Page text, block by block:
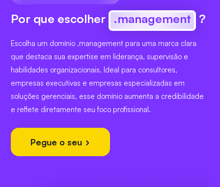
Por que escolher .management ?
Escolha um domínio .management para uma marca clara
que destaca sua expertise em liderança, supervisão e
habilidades organizacionais. Ideal para consultores,
empresas executivas e empresas especializadas em
soluções gerenciais, esse domínio aumenta a credibilidade
e reflete diretamente seu foco profissional.
Pegue o seu